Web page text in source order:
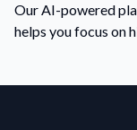
Our AI-powered
helps you focus on